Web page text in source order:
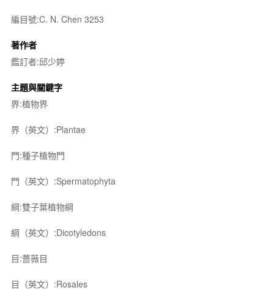
編目號:C. N. Chen 3253
著作者
鑑訂者:邱少婷
主題與關鍵字
界:植物界
界（英文）:Plantae
門:種子植物門
門（英文）:Spermatophyta
綱:雙子葉植物綱
綱（英文）:Dicotyledons
目:薔薇目
目（英文）:Rosales